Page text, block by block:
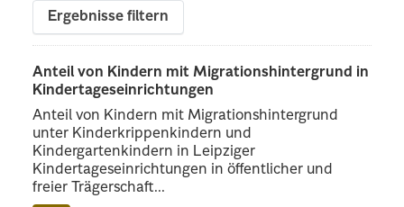
Ergebnisse filtern
Anteil von Kindern mit Migrationshintergrund in
Kindertageseinrichtungen
Anteil von Kindern mit Migrationshintergrund
unter Kinderkrippenkindern und
Kindergartenkindern in Leipziger
Kindertageseinrichtungen in öffentlicher und
freier Trägerschaft...